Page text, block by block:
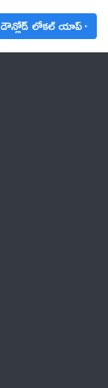
డౌన్లోడ్ లోకల్ యాప్